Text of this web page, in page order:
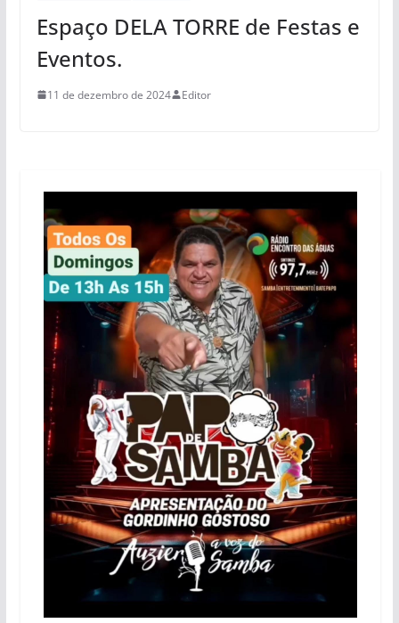
Espaço DELA TORRE de Festas e
Eventos.
11 de dezembro de 2024 Editor